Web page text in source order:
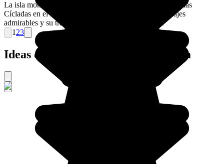
La isla montañosa de Naxos es la mayor y la más alta de las
Cícladas en el Mar Egeo. Ofrece una variedad de paisajes
admirables y su trasfondo mitológico es fascinante.
1 23
Ideas de viajes organizados a Grecia